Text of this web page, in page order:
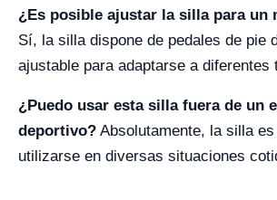
¿Es posible ajustar la silla para un
Sí, la silla dispone de pedales de pie
ajustable para adaptarse a diferentes
¿Puedo usar esta silla fuera de un
deportivo? Absolutamente, la silla
utilizarse en diversas situaciones